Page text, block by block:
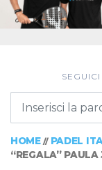
SEGUICI
HOME// PADEL
“REGALA”